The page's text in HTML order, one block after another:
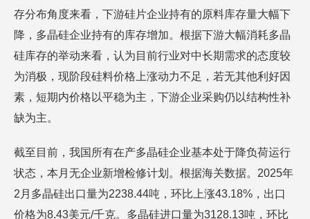
存分布角度来看，下游硅片企业持有的原料库存量大幅下
降，多晶硅企业持有的库存增加。根据下游大幅消耗多晶
硅库存的举动来看，认为目前行业对中长期需求的态度较
为消极，现阶段硅料价格上涨动力不足，若无其他利好因
素，短期内价格以平稳为主，下游企业采购仍以结构性补
缺为主。
截至目前，我国所有在产多晶硅企业基本处于降负荷运行
状态，本月无企业新增检修计划。根据海关数据。2025年
2月多晶硅出口量为2238.44吨，环比上涨43.18%，出口
价格为8.43美元/千克。多晶硅进口量为3128.13吨，环比